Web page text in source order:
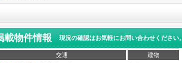
載物件情報 現況の確認はお気軽にお問い合わせください。
交通 建物